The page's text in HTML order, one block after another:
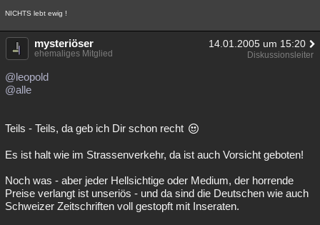
NICHTS lebt ewig !
mysteriöser 14.01.2005 um 15:20
ehemaliges Mitglied Diskussionsleiter
@leopold
@alle
Teils - Teils, da geb ich Dir schon recht
Es ist halt wie im Strassenverkehr, da ist auch Vorsicht geboten!
Noch was - aber jeder Hellsichtige oder Medium, der horrende
Preise verlangt ist unseriös - und da sind die Deutschen wie auch
Schweizer Zeitschriften voll gestopft mit Inseraten.